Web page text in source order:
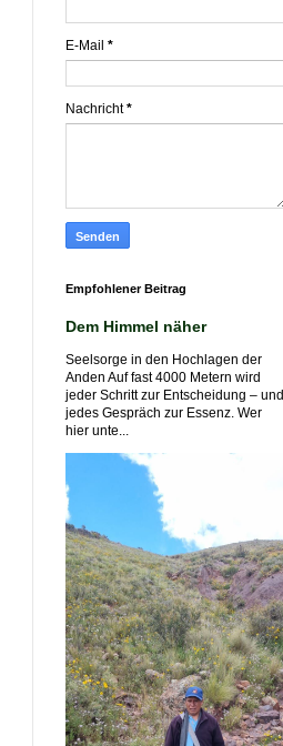
E-Mail *
Nachricht*
Empfohlener Beitrag
Dem Himmel näher
Seelsorge in den Hochlagen der
Anden Auf fast 4000 Metern wird
jeder Schritt zur Entscheidung – und
jedes Gespräch zur Essenz. Wer
hier unte...